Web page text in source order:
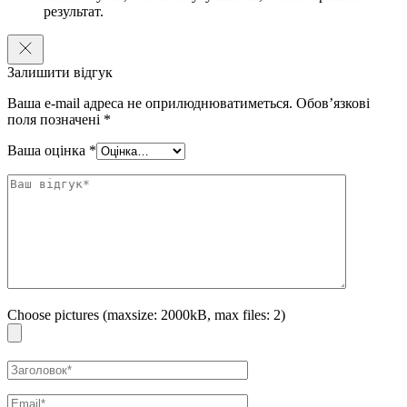
колагену, зменшує глибину зморшок.
небажаної пігментації, вирівнює тон обличчя.
Ніацинамід
уповільнює доставку меланіну до епідермісу,
запобігає утворенню пігментних плям. Знижує чутливість
колагену та підвищенню щільності шкіри.
Різномолекулярна гіалуронова кислотапроникає в
інших активних компонентів.
амінокислотами, бета-глюканом та вітамінами. Активно
зволожують, сприяє освітленню шкіри та зменшенню
зморшок. Надають заспокійливий ефект.
результат.
Залишити відгук
Ваша e-mail адреса не оприлюднюватиметься. Обов’язкові
поля позначені *
Ваша оцінка *
Choose pictures (maxsize: 2000kB, max files: 2)